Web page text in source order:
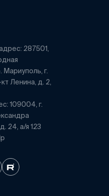
287501,
Мариуполь, г.
Ленина, д. 2,
109004, г.
24, а/я 123